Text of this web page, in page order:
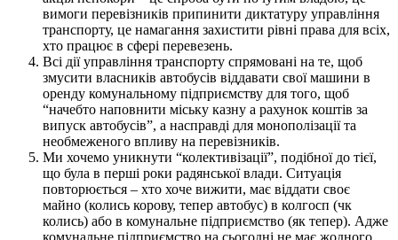
вимоги перевізників припинити диктатуру управління
транспорту, це намагання захистити рівні права для всіх,
хто працює в сфері перевезень.
Всі дії управління транспорту спрямовані на те, щоб
змусити власників автобусів віддавати свої машини в
оренду комунальному підприємству для того, щоб
“начебто наповнити міську казну а рахунок коштів за
випуск автобусів”, а насправді для монополізації та
необмеженого впливу на перевізників.
Ми хочемо уникнути “колективізації”, подібної до тієї,
що була в перші роки радянської влади. Ситуація
повторюється – хто хоче вижити, має віддати своє
майно (колись корову, тепер автобус) в колгосп (чк
колись) або в комунальне підприємство (як тепер). Адже